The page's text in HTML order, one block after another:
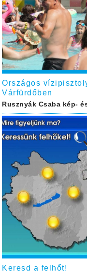
Országos
Várfürdőben
Rusznyák Csaba kép-
Keresd a felhőt!